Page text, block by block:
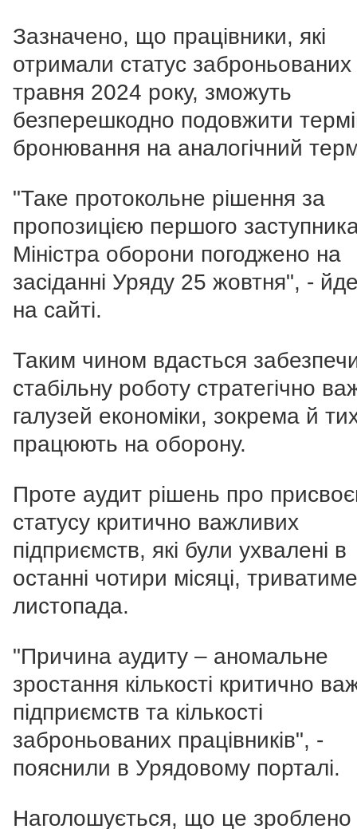
Зазначено, що працівники, які
отримали статус
травня 2024 року, зможуть
безперешкодно подовжити
бронювання на аналогічний
"Таке протокольне рішення за
пропозицією першого
Міністра оборони погоджено на
засіданні Уряду 25 жовтня", -
на сайті.
Таким чином вдасться
стабільну роботу стратегічно
галузей економіки, зокрема й
працюють на оборону.
Проте аудит рішень про
статусу критично важливих
підприємств, які були ухвалені в
останні чотири місяці,
листопада.
"Причина аудиту – аномальне
зростання кількості критично
підприємств та кількості
заброньованих працівників", -
пояснили в Урядовому порталі.
Наголошується, що це зроблено